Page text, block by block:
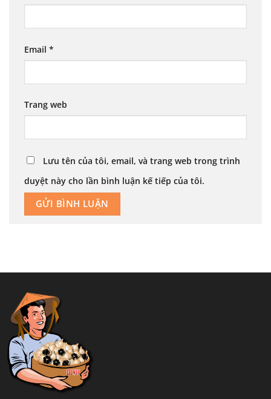
Email *
Trang web
Lưu tên của tôi, email, và trang web trong trình
duyệt này cho lần bình luận kế tiếp của tôi.